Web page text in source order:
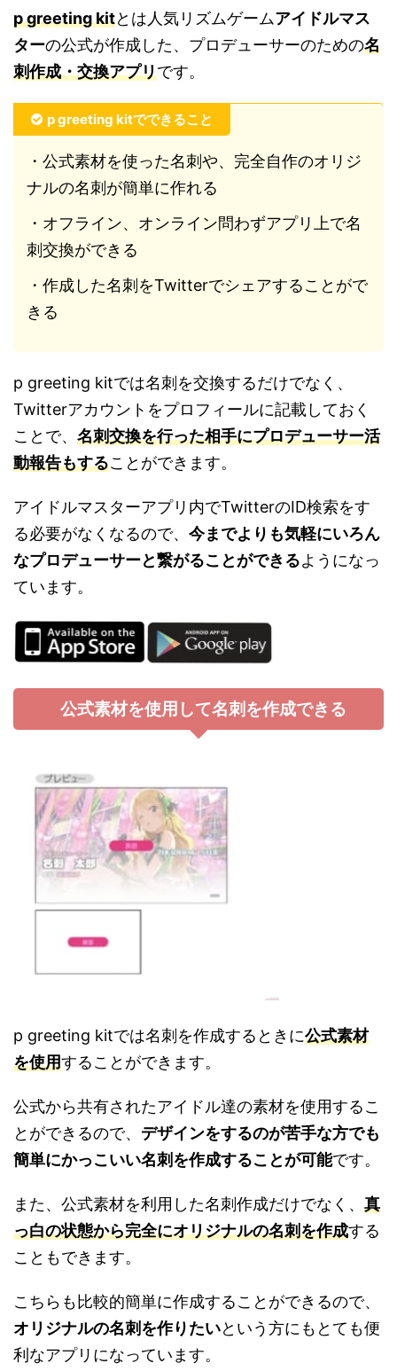
p greeting kitとは人気リズムゲームアイドルマス
ターの公式が作成した、プロデューサーのための名
刺作成・交換アプリです。
p greeting kitでできること
・公式素材を使った名刺や、完全自作のオリジ
ナルの名刺が簡単に作れる
・オフライン、オンライン問わずアプリ上で名
刺交換ができる
・作成した名刺をTwitterでシェアすることがで
きる
p greeting kitでは名刺を交換するだけでなく、
Twitterアカウントをプロフィールに記載しておく
ことで、 名刺交換を行った相手にプロデューサー活
動報告もすることができます。
アイドルマスターアプリ内でTwitterのID検索をす
る必要がなくなるので、 今までよりも気軽にいろん
なプロデューサーと繋がることができるようになっ
ています。
公式素材を使用して名刺を作成できる
p greeting kitでは名刺を作成するときに公式素材
を使用することができます。
公式から共有されたアイドル達の素材を使用するこ
とができるので、 デザインをするのが苦手な方でも
簡単にかっこいい名刺を作成することが可能です。
また、公式素材を利用した名刺作成だけでなく、 真
っ白の状態から完全にオリジナルの名刺を作成する
こともできます。
こちらも比較的簡単に作成することができるので、
オリジナルの名刺を作りたいという方にもとても便
利なアプリになっています。